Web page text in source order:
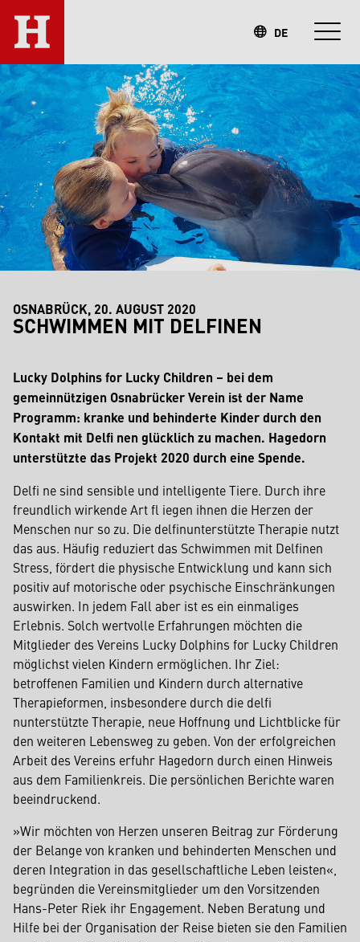
DE
OSNABRÜCK, 20. AUGUST 2020
SCHWIMMEN MIT DELFINEN
Lucky Dolphins for Lucky Children – bei dem
gemeinnützigen Osnabrücker Verein ist der Name
Programm: kranke und behinderte Kinder durch den
Kontakt mit Delfi nen glücklich zu machen. Hagedorn
unterstützte das Projekt 2020 durch eine Spende.
Delfi ne sind sensible und intelligente Tiere. Durch ihre
freundlich wirkende Art fl iegen ihnen die Herzen der
Menschen nur so zu. Die delfinunterstützte Therapie nutzt
das aus. Häufig reduziert das Schwimmen mit Delfinen
Stress, fördert die physische Entwicklung und kann sich
positiv auf motorische oder psychische Einschränkungen
auswirken. In jedem Fall aber ist es ein einmaliges
Erlebnis. Solch wertvolle Erfahrungen möchten die
Mitglieder des Vereins Lucky Dolphins for Lucky Children
möglichst vielen Kindern ermöglichen. Ihr Ziel:
betroffenen Familien und Kindern durch alternative
Therapieformen, insbesondere durch die delfi
nunterstützte Therapie, neue Hoffnung und Lichtblicke für
den weiteren Lebensweg zu geben. Von der erfolgreichen
Arbeit des Vereins erfuhr Hagedorn durch einen Hinweis
aus dem Familienkreis. Die persönlichen Berichte waren
beeindruckend.
»Wir möchten von Herzen unseren Beitrag zur Förderung
der Belange von kranken und behinderten Menschen und
deren Integration in das gesellschaftliche Leben leisten«,
begründen die Vereinsmitglieder um den Vorsitzenden
Hans-Peter Riek ihr Engagement. Neben Beratung und
Hilfe bei der Organisation der Reise bieten sie den Familien